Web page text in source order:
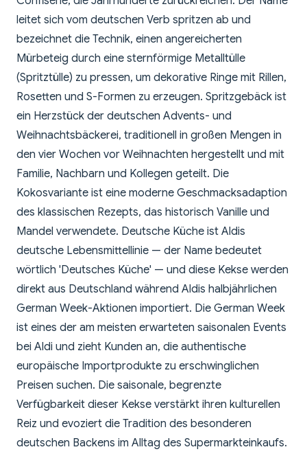
leitet sich vom deutschen Verb spritzen ab und
bezeichnet die Technik, einen angereicherten
Mürbeteig durch eine sternförmige Metalltülle
(Spritztülle) zu pressen, um dekorative Ringe mit Rillen,
Rosetten und S-Formen zu erzeugen. Spritzgebäck ist
ein Herzstück der deutschen Advents- und
Weihnachtsbäckerei, traditionell in großen Mengen in
den vier Wochen vor Weihnachten hergestellt und mit
Familie, Nachbarn und Kollegen geteilt. Die
Kokosvariante ist eine moderne Geschmacksadaption
des klassischen Rezepts, das historisch Vanille und
Mandel verwendete. Deutsche Küche ist Aldis
deutsche Lebensmittellinie — der Name bedeutet
wörtlich 'Deutsches Küche' — und diese Kekse werden
direkt aus Deutschland während Aldis halbjährlichen
German Week-Aktionen importiert. Die German Week
ist eines der am meisten erwarteten saisonalen Events
bei Aldi und zieht Kunden an, die authentische
europäische Importprodukte zu erschwinglichen
Preisen suchen. Die saisonale, begrenzte
Verfügbarkeit dieser Kekse verstärkt ihren kulturellen
Reiz und evoziert die Tradition des besonderen
deutschen Backens im Alltag des Supermarkteinkaufs.